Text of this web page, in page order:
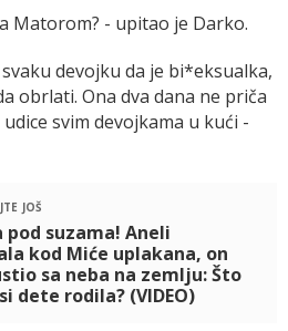
Matorom? - upitao je Darko.
devojku da je bi*eksualka,
obrlati. Ona dva dana ne priča
svim devojkama u kući -
još
pod suzama! Aneli
kod Miće uplakana, on
sa neba na zemlju: Što
dete rodila? (VIDEO)